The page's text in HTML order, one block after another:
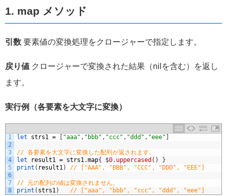
1. map メソッド
引数 要素値の変換処理をクロージャーで指定します。
戻り値 クロージャーで変換された結果（nilを含む）を返し
ます。
実行例（各要素を大文字に変換）
1
2
3
4
5
6
7
8
let strs1 = "aaa" , "bbb" , "ccc" , "ddd" , "eee"
// 各要素を大文字に変換した配列が返されます。
let
result1 = strs1.map{ $0.uppercased ( )
}
print ( result1) // ["AAA", "BBB", "CCC", "DDD", "EEE"]
// 元の配列の値は変換されません。
print ( strs1) // ["aaa", "bbb", "ccc", "ddd", "eee"]